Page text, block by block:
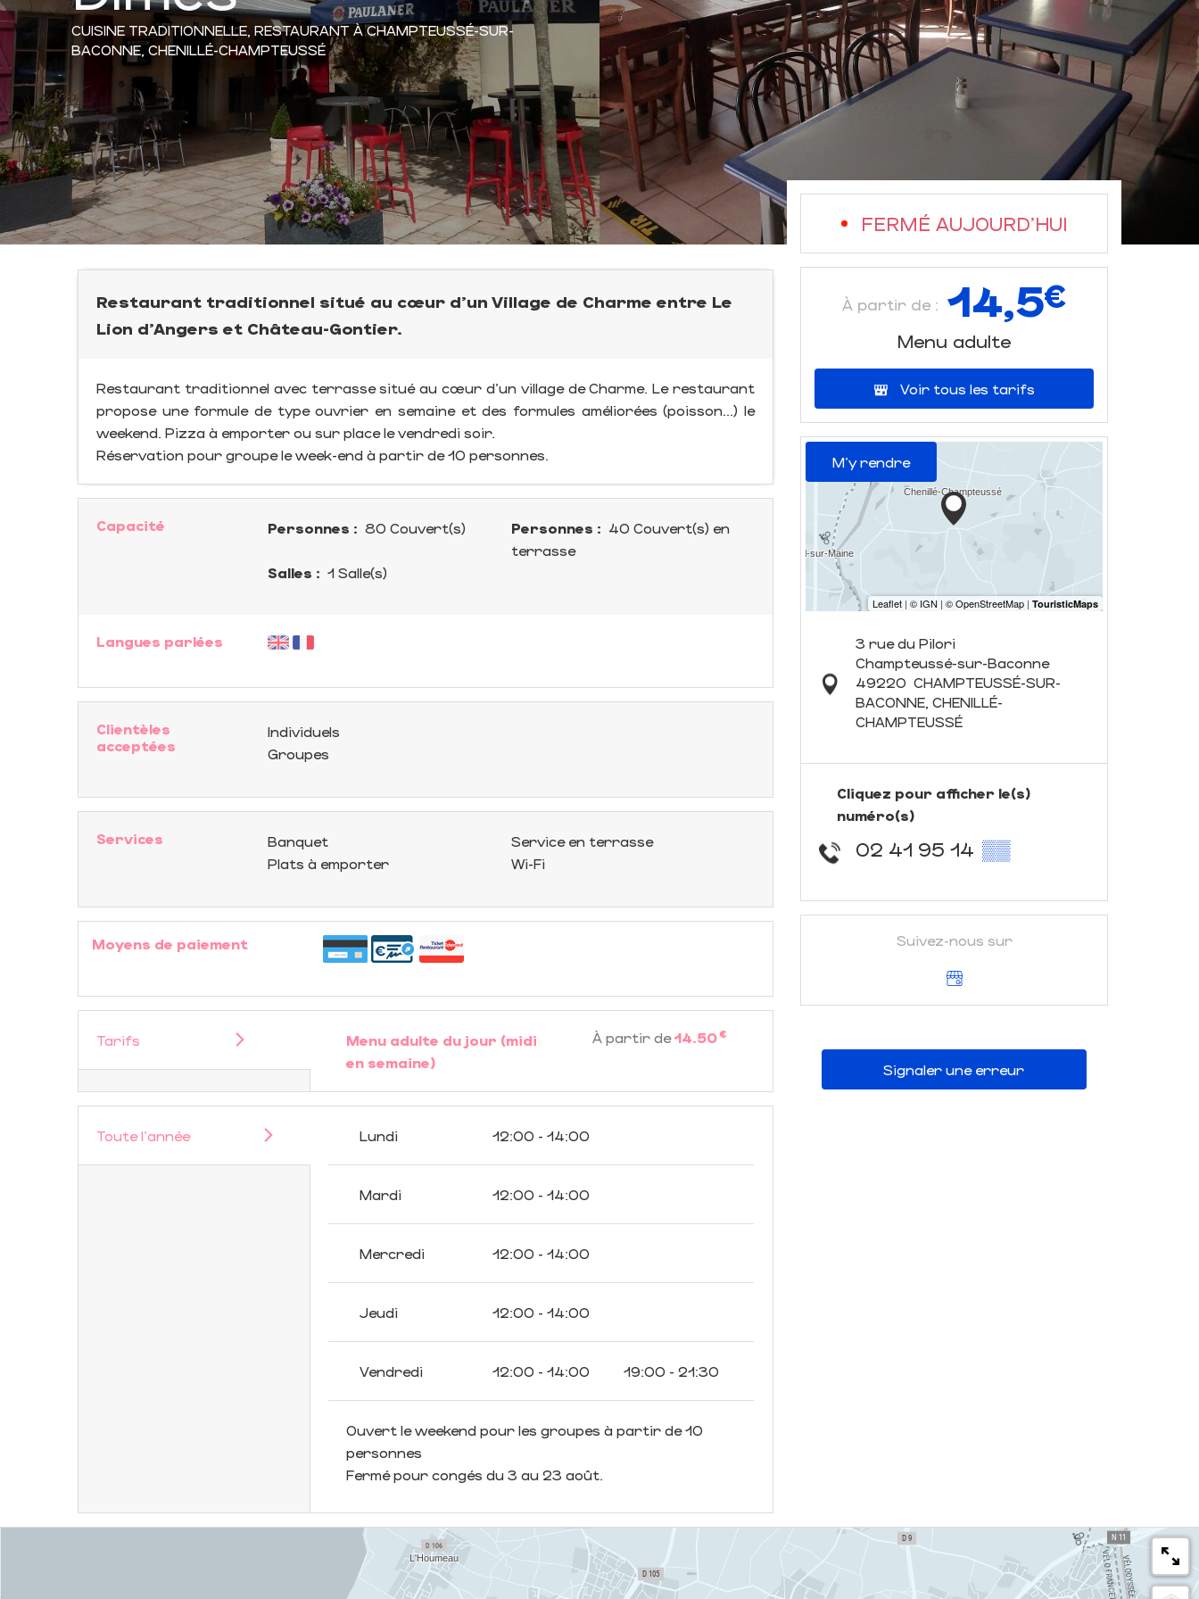
CUISINE TRADITIONNELLE, RESTAURANT À CHAMPTEUSSÉ-SUR-
BACONNE, CHENILLÉ-CHAMPTEUSSÉ
Restaurant traditionnel situé au cœur d'un Village de Charme entre Le
Lion d'Angers et Château-Gontier.
Restaurant traditionnel avec terrasse situé au cœur d'un village de Charme. Le restaurant
propose une formule de type ouvrier en semaine et des formules améliorées (poisson...) le
weekend. Pizza à emporter ou sur place le vendredi soir.
Réservation pour groupe le week-end à partir de 10 personnes.
Capacité Personnes : 80 Couvert(s) Personnes : 40 Couvert(s) en
terrasse
Salles : 1 Salle(s)
Langues parlées
Clientèles
acceptées
Individuels
Groupes
Services
Banquet
Plats à emporter
Service en terrasse
Wi-Fi
Moyens de paiement
Tarifs
Menu adulte du jour (midi
en semaine)
À partir de14.50 €
Toute l'année Lundi 12:00 - 14:00
Mardi 12:00 - 14:00
Mercredi 12:00 - 14:00
Jeudi 12:00 - 14:00
Vendredi 12:00 - 14:00 19:00 - 21:30
Ouvert le weekend pour les groupes à partir de 10
personnes
Fermé pour congés du 3 au 23 août.
FERMÉ AUJOURD'HUI
À partir de : 14,5€
Menu adulte
Voir tous les tarifs
M'y rendre
3 rue du Pilori
Champteussé-sur-Baconne
49220 CHAMPTEUSSÉ-SUR-
BACONNE, CHENILLÉ-
CHAMPTEUSSÉ
Cliquez pour afficher le(s)
numéro(s)
02 41 95 14 ▒▒
Suivez-nous sur
Signaler une erreur